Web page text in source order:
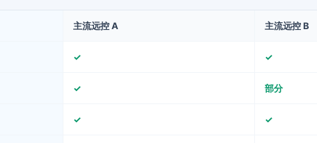
主流远控 A 主流远控 B
✓ ✓
✓ 部分
✓ ✓